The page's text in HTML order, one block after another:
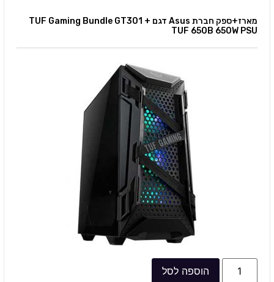
מארז+ספק חברת Asus דגם TUF Gaming Bundle GT301 +
TUF 650B 650W PSU
הוספה לסל